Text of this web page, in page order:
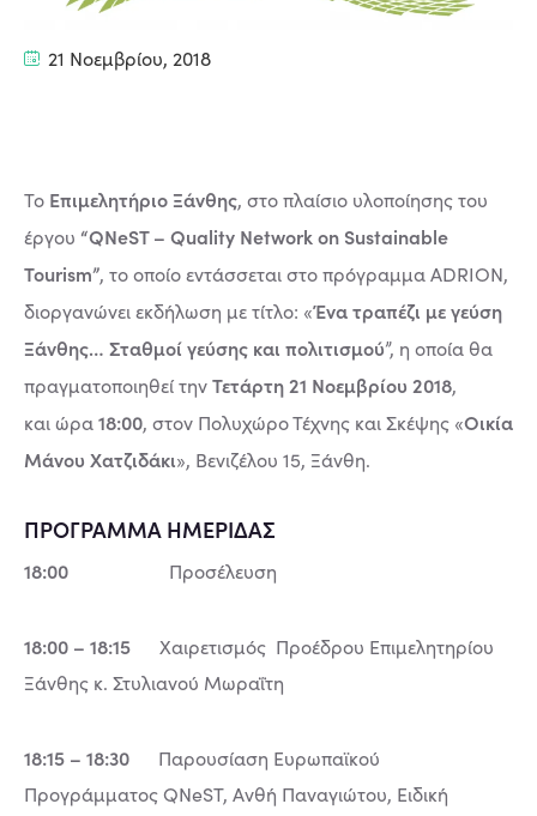
21 Νοεμβρίου, 2018
Το Επιμελητήριο Ξάνθης, στο πλαίσιο υλοποίησης του
έργου “QNeST – Quality Network on Sustainable
Tourism”, το οποίο εντάσσεται στο πρόγραμμα ADRION,
διοργανώνει εκδήλωση με τίτλο: «Ένα τραπέζι με γεύση
Ξάνθης… Σταθμοί γεύσης και πολιτισμού”, η οποία θα
πραγματοποιηθεί τηνΤετάρτη 21 Νοεμβρίου 2018,
και ώρα18:00, στον Πολυχώρο Τέχνης και Σκέψης «Οικία
Μάνου Χατζιδάκι», Βενιζέλου 15, Ξάνθη.
ΠΡΟΓΡΑΜΜΑ ΗΜΕΡΙΔΑΣ
18:00 Προσέλευση
18:00 – 18:15
Χαιρετισμός Προέδρου Επιμελητηρίου
Ξάνθης κ. Στυλιανού Μωραΐτη
18:15 – 18:30 Παρουσίαση Ευρωπαϊκού
Προγράμματος QNeST, Ανθή Παναγιώτου, Ειδική